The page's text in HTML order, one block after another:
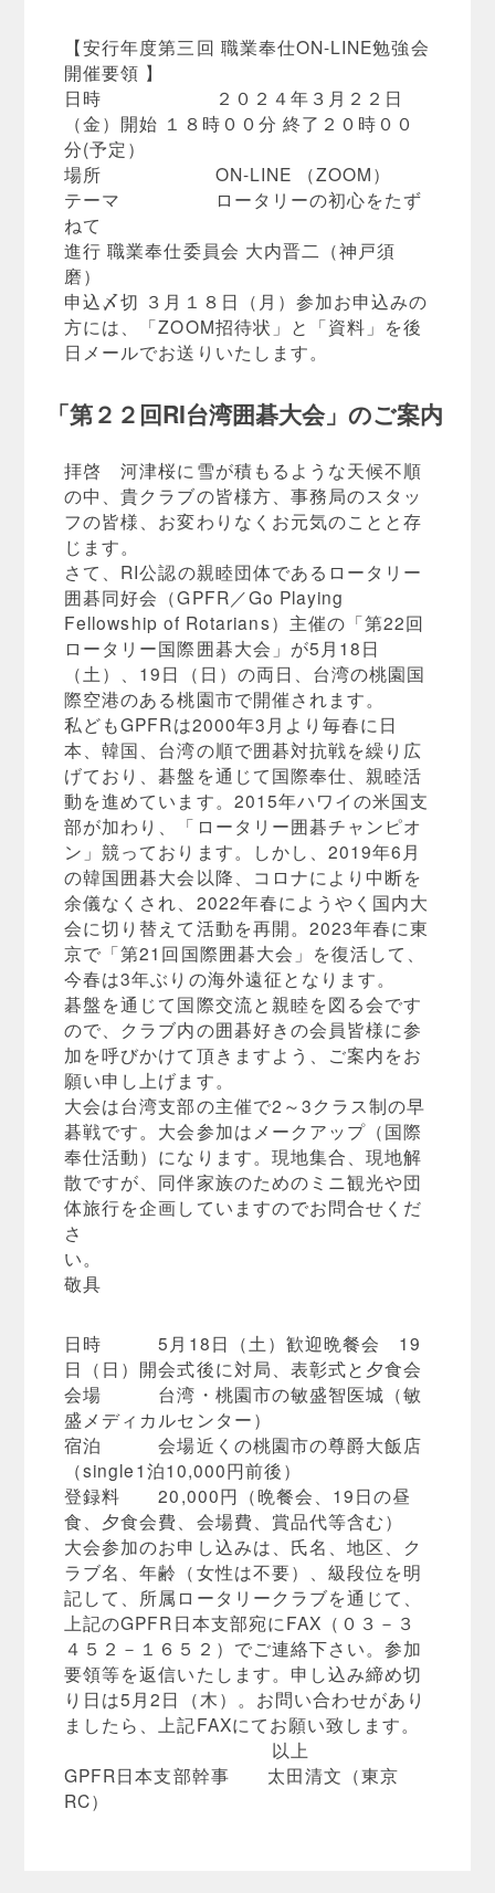
【安行年度第三回 職業奉仕ON-LINE勉強会
開催要領 】
日時 ２０２４年３月２２日
（金）開始 １８時００分 終了２０時００
分(予定）
場所 ON-LINE （ZOOM）
テーマ ロータリーの初心をたず
ねて
進行 職業奉仕委員会 大内晋二（神戸須
磨）
申込〆切 ３月１８日（月）参加お申込みの
方には、「ZOOM招待状」と「資料」を後
日メールでお送りいたします。
「第２２回RI台湾囲碁大会」のご案内
拝啓 河津桜に雪が積もるような天候不順
の中、貴クラブの皆様方、事務局のスタッ
フの皆様、お変わりなくお元気のことと存
じます。
さて、RI公認の親睦団体であるロータリー
囲碁同好会（GPFR／Go Playing
Fellowship of Rotarians）主催の「第22回
ロータリー国際囲碁大会」が5月18日
（土）、19日（日）の両日、台湾の桃園国
際空港のある桃園市で開催されます。
私どもGPFRは2000年3月より毎春に日
本、韓国、台湾の順で囲碁対抗戦を繰り広
げており、碁盤を通じて国際奉仕、親睦活
動を進めています。2015年ハワイの米国支
部が加わり、「ロータリー囲碁チャンピオ
ン」競っております。しかし、2019年6月
の韓国囲碁大会以降、コロナにより中断を
余儀なくされ、2022年春にようやく国内大
会に切り替えて活動を再開。2023年春に東
京で「第21回国際囲碁大会」を復活して、
今春は3年ぶりの海外遠征となります。
碁盤を通じて国際交流と親睦を図る会です
ので、クラブ内の囲碁好きの会員皆様に参
加を呼びかけて頂きますよう、ご案内をお
願い申し上げます。
大会は台湾支部の主催で2～3クラス制の早
碁戦です。大会参加はメークアップ（国際
奉仕活動）になります。現地集合、現地解
散ですが、同伴家族のためのミニ観光や団
体旅行を企画していますのでお問合せくだ
さ
い
敬具
日時 5月18日（土）歓迎晩餐会 19
日（日）開会式後に対局、表彰式と夕食会
会場 台湾・桃園市の敏盛智医城（敏
盛メディカルセンター）
宿泊 会場近くの桃園市の尊爵大飯店
（single1泊10,000円前後）
登録料 20,000円（晩餐会、19日の昼
食、夕食会費、会場費、賞品代等含む）
大会参加のお申し込みは、氏名、地区、ク
ラブ名、年齢（女性は不要）、級段位を明
記して、所属ロータリークラブを通じて、
上記のGPFR日本支部宛にFAX（０３－３
４５２－１６５２）でご連絡下さい。参加
要領等を返信いたします。申し込み締め切
り日は5月2日（木）。お問い合わせがあり
ましたら、上記FAXにてお願い致します。
以上
GPFR日本支部幹事 太田清文（東京
RC）